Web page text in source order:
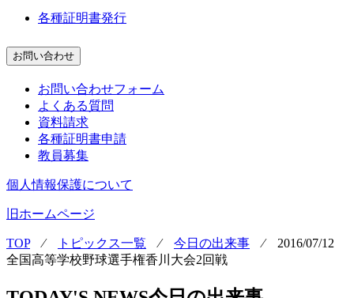
各種証明書発行
お問い合わせ
お問い合わせフォーム
よくある質問
資料請求
各種証明書申請
教員募集
個人情報保護について
旧ホームページ
TOP⁄ トピックス一覧 ⁄ 今日の出来事 ⁄ 2016/07/12
全国高等学校野球選手権香川大会2回戦